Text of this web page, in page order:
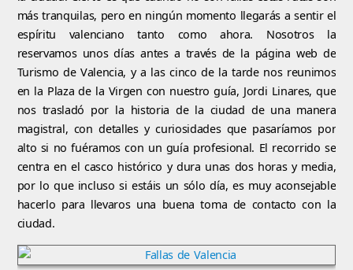
más tranquilas, pero en ningún momento llegarás a sentir el
espíritu valenciano tanto como ahora. Nosotros la
reservamos unos días antes a través de la página web de
Turismo de Valencia, y a las cinco de la tarde nos reunimos
en la Plaza de la Virgen con nuestro guía, Jordi Linares, que
nos trasladó por la historia de la ciudad de una manera
magistral, con detalles y curiosidades que pasaríamos por
alto si no fuéramos con un guía profesional. El recorrido se
centra en el casco histórico y dura unas dos horas y media,
por lo que incluso si estáis un sólo día, es muy aconsejable
hacerlo para llevaros una buena toma de contacto con la
ciudad.